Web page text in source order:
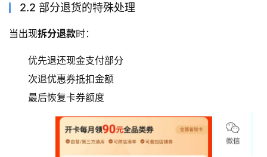
2.2 部分退货的特殊处理
当出现拆分退款时：
优先退还现金支付部分
次退优惠券抵扣金额
最后恢复卡券额度